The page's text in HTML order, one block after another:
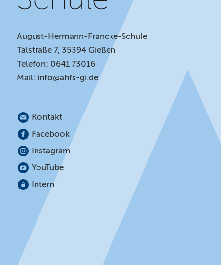
August-Hermann-Francke-Schule
Talstraße 7, 35394 Gießen
Telefon: 0641 73016
Mail: info@ahfs-gi.de
Kontakt
Facebook
Instagram
YouTube
Intern